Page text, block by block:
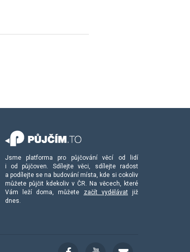
Jsme platforma pro půjčování věcí od lidí
i od půjčoven. Sdílejte věci, sdílejte radost
a podílejte se na budování místa, kde si cokoliv
můžete půjčit kdekoliv v ČR. Na věcech, které
Vám leží doma, můžete
začít vydělávatjiž
dnes.